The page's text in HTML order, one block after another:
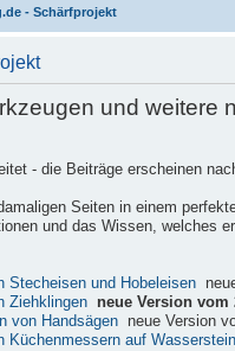
- Schärfprojekt
und weitere
- die Beiträge erscheinen
Seiten in einem
und das Wissen, welches
Stecheisen und Hobeleisen
Ziehklingen
neue Version vom
von Handsägen neue Version
Küchenmessern auf